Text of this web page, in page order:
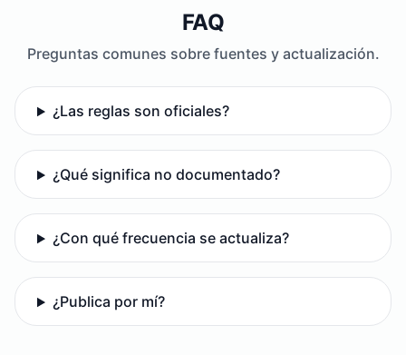
FAQ
Preguntas comunes sobre fuentes y actualización.
¿Las reglas son oficiales?
¿Qué significa no documentado?
¿Con qué frecuencia se actualiza?
¿Publica por mí?